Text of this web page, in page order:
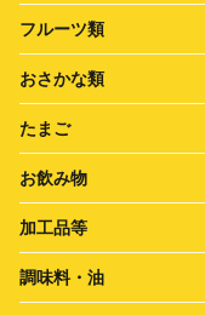
フルーツ類
おさかな類
たまご
お飲み物
加工品等
調味料・油